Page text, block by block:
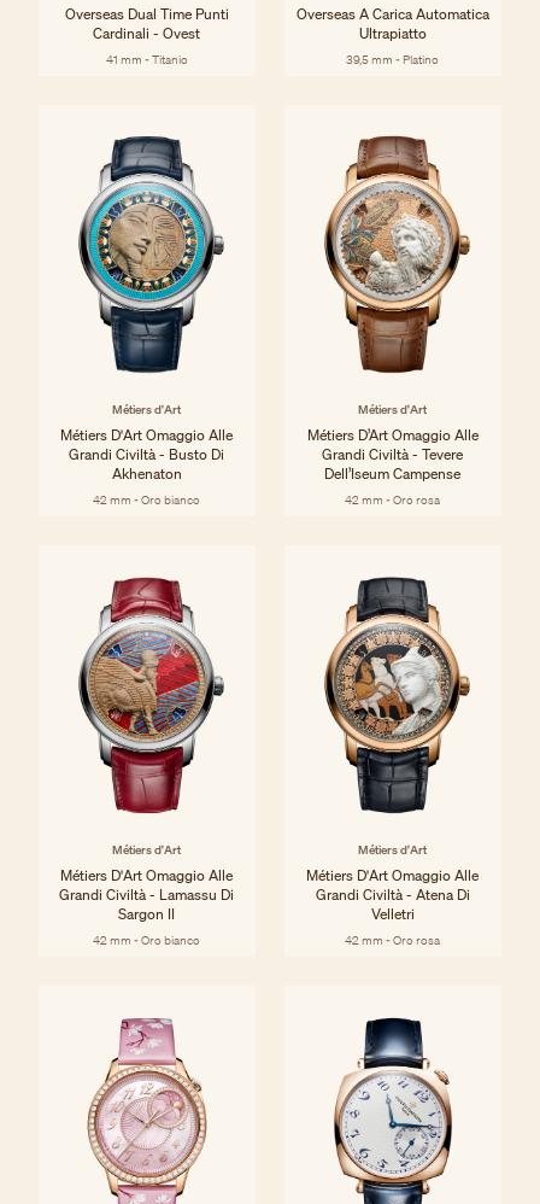
Overseas Dual Time Punti
Cardinali - Ovest
41 mm - Titanio
Overseas A Carica Automatica
Ultrapiatto
39,5 mm - Platino
Métiers d'Art
Métiers D'Art Omaggio Alle
Grandi Civiltà - Busto Di
Akhenaton
42 mm - Oro bianco
Métiers d'Art
Métiers D’Art Omaggio Alle
Grandi Civiltà - Tevere
Dell’Iseum Campense
42 mm - Oro rosa
Métiers d'Art
Métiers D'Art Omaggio Alle
Grandi Civiltà - Lamassu Di
Sargon II
42 mm - Oro bianco
Métiers d'Art
Métiers D'Art Omaggio Alle
Grandi Civiltà - Atena Di
Velletri
42 mm - Oro rosa